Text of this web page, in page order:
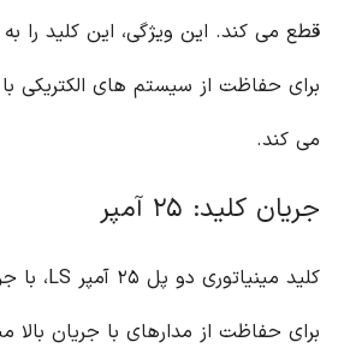
قطع می کند. این ویژگی، این کلید را
برای حفاظت از سیستم های الکتریکی با
می کند.
جریان کلید: ۲۵ آمپر
برای حفاظت از مدارهای با جریان